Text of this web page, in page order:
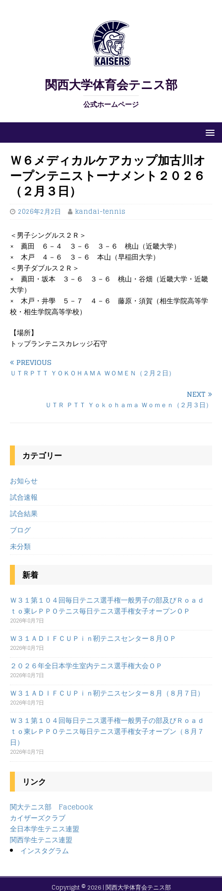
関西大学体育会テニス部
公式ホームページ
Ｗ６メディカルケアカップ加古川オ
ープンテニストーナメント２０２６
（２月３日）
2026年2月2日 kandai-tennis
＜男子シングルス２Ｒ＞
× 薦田 ６－４ ３－６ ３－６ 桃山（近畿大学）
× 木戸 ４－６ ３－６ 本山（早稲田大学）
＜男子ダブルス２Ｒ＞
× 薦田・坂本 ３－６ ３－６ 桃山・谷畑（近畿大学・近畿
大学）
× 木戸・井學 ５－７ ４－６ 藤原・須賀（相生学院高等学
校・相生学院高等学校）
【場所】
トップランテニスカレッジ石守
PREVIOUS
ＵＴＲＰＴＴ ＹＯＫＯＨＡＭＡ ＷＯＭＥＮ（２月２日）
NEXT
ＵＴＲ ＰＴＴ Ｙｏｋｏｈａｍａ Ｗｏｍｅｎ（２月３日）
カテゴリー
お知らせ
試合速報
試合結果
ブログ
未分類
新着
Ｗ３１第１０４回毎日テニス選手権一般男子の部及びＲｏａｄ
ｔｏ東レＰＰＯテニス毎日テニス選手権女子オープンＯＰ
2026年8月7日
Ｗ３１ＡＤＩＦＣＵＰｉｎ靭テニスセンター８月ＯＰ
2026年8月7日
２０２６年全日本学生室内テニス選手権大会ＯＰ
2026年8月7日
Ｗ３１ＡＤＩＦＣＵＰｉｎ靭テニスセンター８月（８月７日）
2026年8月7日
Ｗ３１第１０４回毎日テニス選手権一般男子の部及びＲｏａｄ
ｔｏ東レＰＰＯテニス毎日テニス選手権女子オープン（８月７
日）
2026年8月7日
リンク
関大テニス部 Facebook
カイザーズクラブ
全日本学生テニス連盟
関西学生テニス連盟
インスタグラム
Copyright © 2026 | 関西大学体育会テニス部